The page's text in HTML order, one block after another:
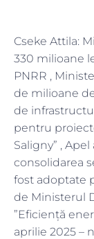
Cseke Attila:
330 milioane
PNRR ,
de milioane
de
pentru
Saligny” ,
consolidarea
fost adoptate
de Ministerul
”Eficiență
aprilie 2025 –